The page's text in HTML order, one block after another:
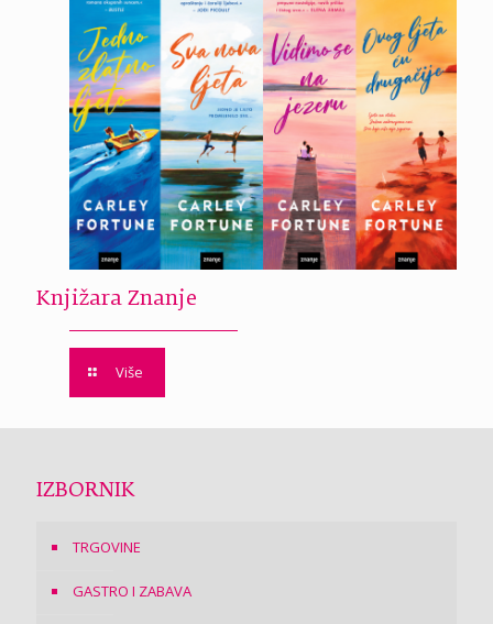
Knjižara Znanje
Više
IZBORNIK
TRGOVINE
GASTRO I ZABAVA